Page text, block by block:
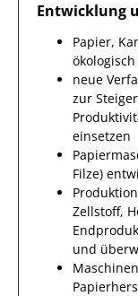
Entwicklung
Papier,
neue
zur
einsetzen
Filze)
Zellstoff,
und